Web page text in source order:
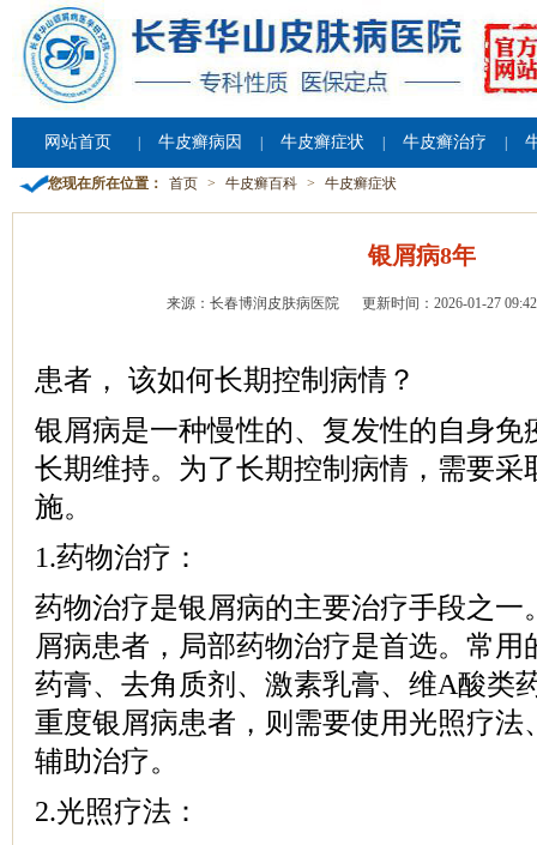
网站首页 牛皮癣病因 牛皮癣症状 牛皮癣治疗
您现在所在位置： 首页 > 牛皮癣百科 > 牛皮癣症状
银屑病8年
来源：长春博润皮肤病医院 更新时间：2026-01-27
患者， 该如何长期控制病情？
银屑病是一种慢性的、复发性的自身免
长期维持。为了长期控制病情，需要采
施。
1.药物治疗：
药物治疗是银屑病的主要治疗手段之一
屑病患者，局部药物治疗是首选。常用
药膏、去角质剂、激素乳膏、维A酸类
重度银屑病患者，则需要使用光照疗法
辅助治疗。
2.光照疗法：